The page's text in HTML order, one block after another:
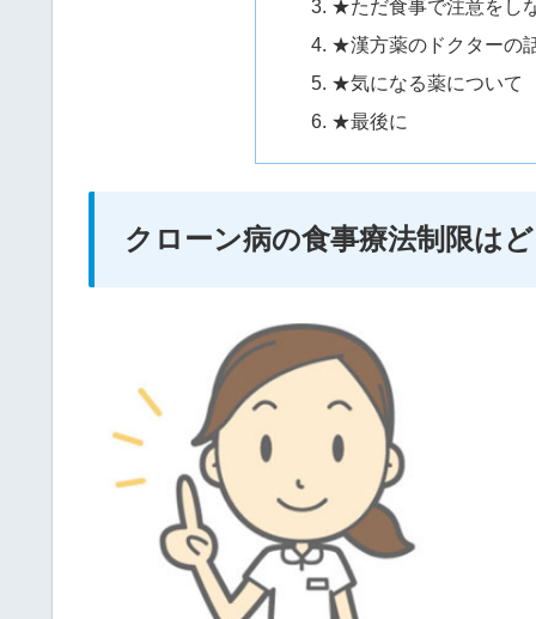
★ただ食事で注意をし
★漢方薬のドクターの
★気になる薬について
★最後に
クローン病の食事療法制限は